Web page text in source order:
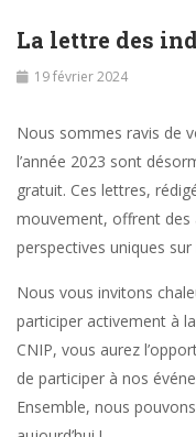
La lettre des
19 février 2024
Nous sommes ravis de
l’année 2023 sont
gratuit. Ces lettres,
mouvement, offrent des
perspectives uniques
Nous vous invitons
participer activement à
CNIP, vous aurez
de participer à nos
Ensemble, nous